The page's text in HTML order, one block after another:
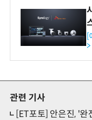
[
>
관련 기사
[ET포토] 안은진, '